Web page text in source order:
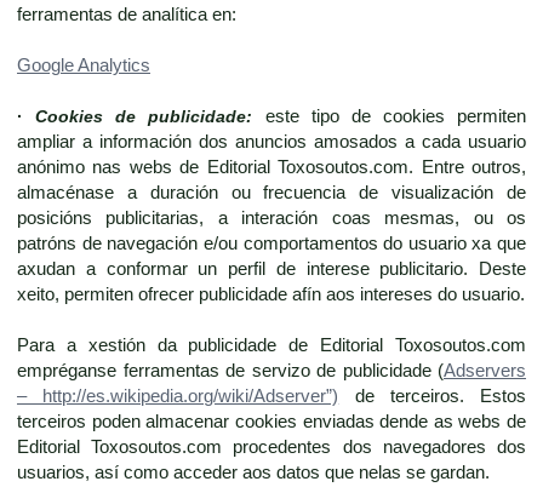
ferramentas de analítica en:
Google Analytics
·Cookies de publicidade: este tipo de cookies permiten
ampliar a información dos anuncios amosados a cada usuario
anónimo nas webs de Editorial Toxosoutos.com. Entre outros,
almacénase a duración ou frecuencia de visualización de
posicións publicitarias, a interación coas mesmas, ou os
patróns de navegación e/ou comportamentos do usuario xa que
axudan a conformar un perfil de interese publicitario. Deste
xeito, permiten ofrecer publicidade afín aos intereses do usuario.
Para a xestión da publicidade de Editorial Toxosoutos.com
empréganse ferramentas de servizo de publicidade (Adservers
– http://es.wikipedia.org/wiki/Adserver”) de terceiros. Estos
terceiros poden almacenar cookies enviadas dende as webs de
Editorial Toxosoutos.com procedentes dos navegadores dos
usuarios, así como acceder aos datos que nelas se gardan.